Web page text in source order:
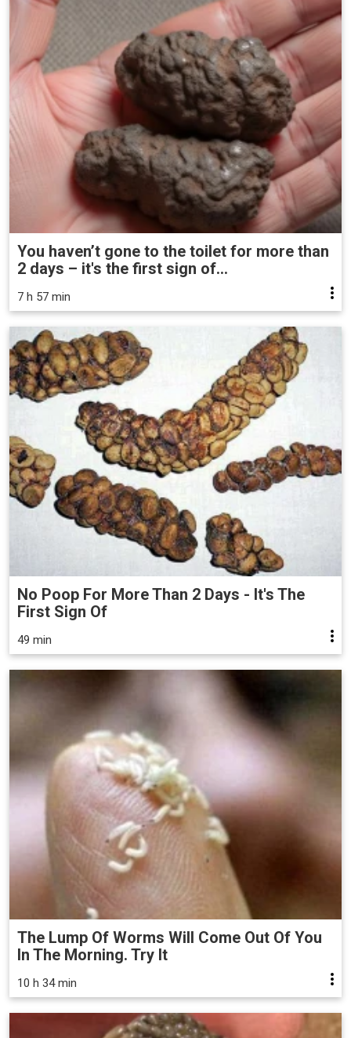
You haven’t gone to the toilet for more than
2 days – it's the first sign of...
7 h 57 min
No Poop For More Than 2 Days - It's The
First Sign Of
49 min
The Lump Of Worms Will Come Out Of You
In The Morning. Try It
10 h 34 min